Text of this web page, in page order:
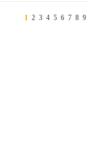
1 2 3 4 5 6 7 8 9